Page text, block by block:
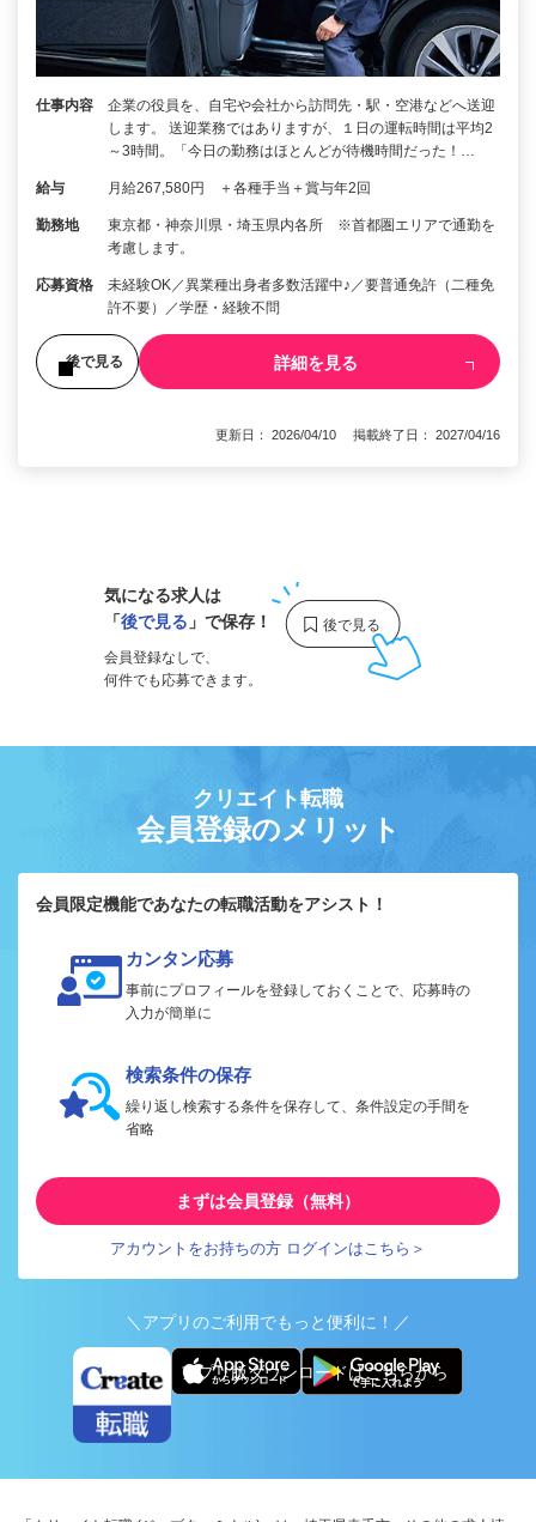
仕事内容
企業の役員を、自宅や会社から訪問先・駅・空港などへ送迎
します。 送迎業務ではありますが、１日の運転時間は平均2
～3時間。「今日の勤務はほとんどが待機時間だった！…
給与 月給267,580円 ＋各種手当＋賞与年2回
勤務地
東京都・神奈川県・埼玉県内各所 ※首都圏エリアで通勤を
考慮します。
応募資格
未経験OK／異業種出身者多数活躍中♪／要普通免許（二種免
許不要）／学歴・経験不問
後で見る 詳細を見る
更新日： 2026/04/10 掲載終了日： 2027/04/16
気になる求人は
「後で見る 」で保存！
会員登録なしで、
何件でも応募できます。
クリエイト転職
会員登録のメリット
会員限定機能であなたの転職活動をアシスト！
カンタン応募
事前にプロフィールを登録しておくことで、応募時の
入力が簡単に
検索条件の保存
繰り返し検索する条件を保存して、条件設定の手間を
省略
まずは会員登録（無料）
アカウントをお持ちの方 ログインはこちら＞
＼アプリのご利用でもっと便利に！／
アプリ版ダウンロードはこちらから